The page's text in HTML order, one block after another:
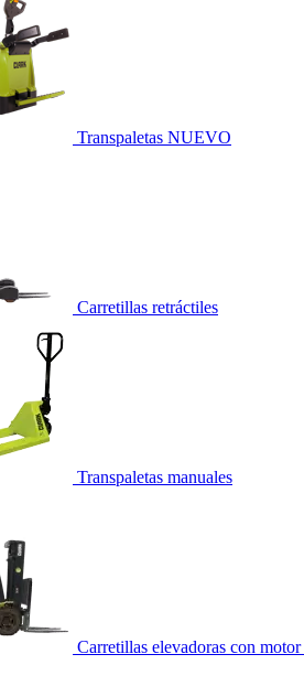
Transpaletas NUEVO
Carretillas retráctiles
Transpaletas manuales
Carretillas elevadoras con motor